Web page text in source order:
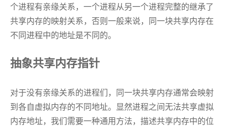
个进程有亲缘关系，一个进程从另一个进程完整的继承了
共享内存的映射关系，否则一般来说，同一块共享内存在
不同进程中的地址是不同的。
抽象共享内存指针
对于没有亲缘关系的进程们，同一块共享内存通常会映射
到各自虚拟内存的不同地址。显然进程之间无法共享虚拟
内存地址，我们需要一种通用方法，描述共享内存中的位